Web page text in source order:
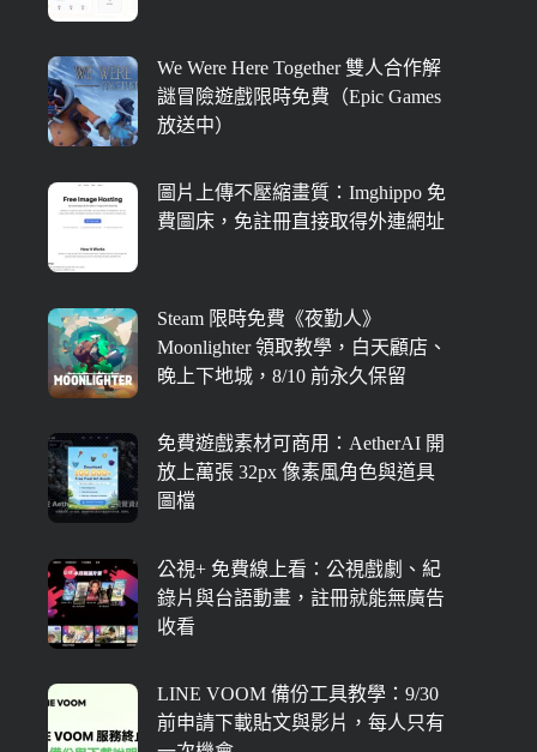
We Were Here Together 雙人合作解
謎冒險遊戲限時免費（Epic Games
放送中）
圖片上傳不壓縮畫質：Imghippo 免
費圖床，免註冊直接取得外連網址
Steam 限時免費《夜勤人》
Moonlighter 領取教學，白天顧店、
晚上下地城，8/10 前永久保留
免費遊戲素材可商用：AetherAI 開
放上萬張 32px 像素風角色與道具
圖檔
公視+ 免費線上看：公視戲劇、紀
錄片與台語動畫，註冊就能無廣告
收看
LINE VOOM 備份工具教學：9/30
前申請下載貼文與影片，每人只有